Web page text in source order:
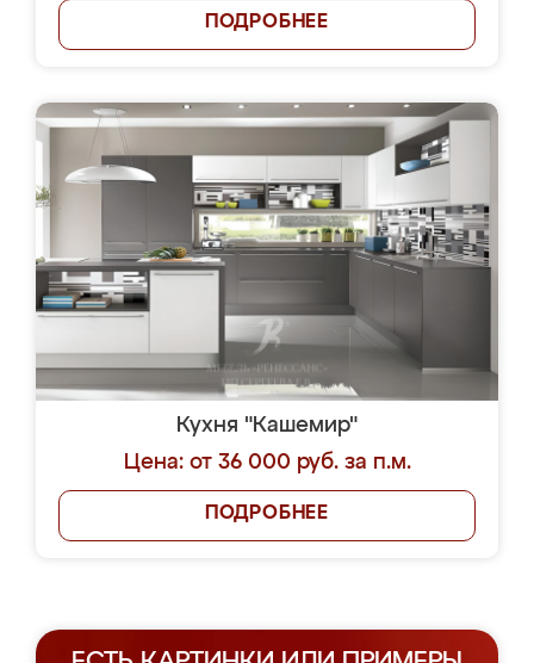
ПОДРОБНЕЕ
Кухня "Кашемир"
Цена: от 36 000 руб. за п.м.
ПОДРОБНЕЕ